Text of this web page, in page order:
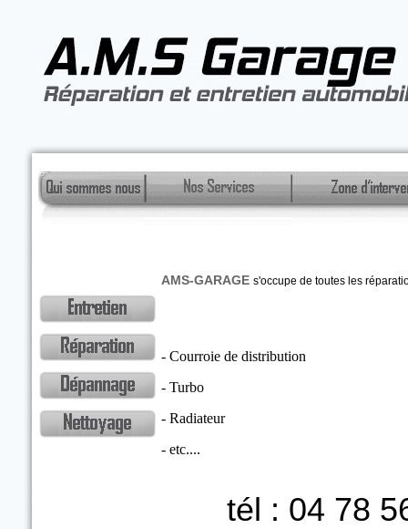
AMS-GARAGE s'occupe de toutes les
- Courroie de distribution
- Turbo
- Radiateur
- etc....
tél : 04 78